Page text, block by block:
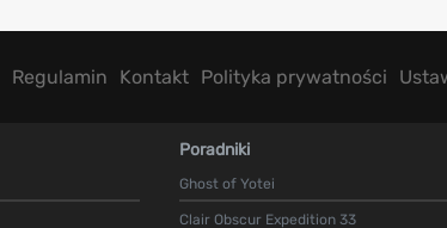
Regulamin Kontakt Polityka prywatności
Poradniki
Ghost of Yotei
Clair Obscur Expedition 33